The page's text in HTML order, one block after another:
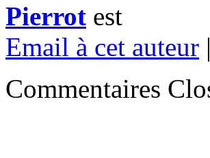
Pierrot est
Email à cet auteur
Commentaires